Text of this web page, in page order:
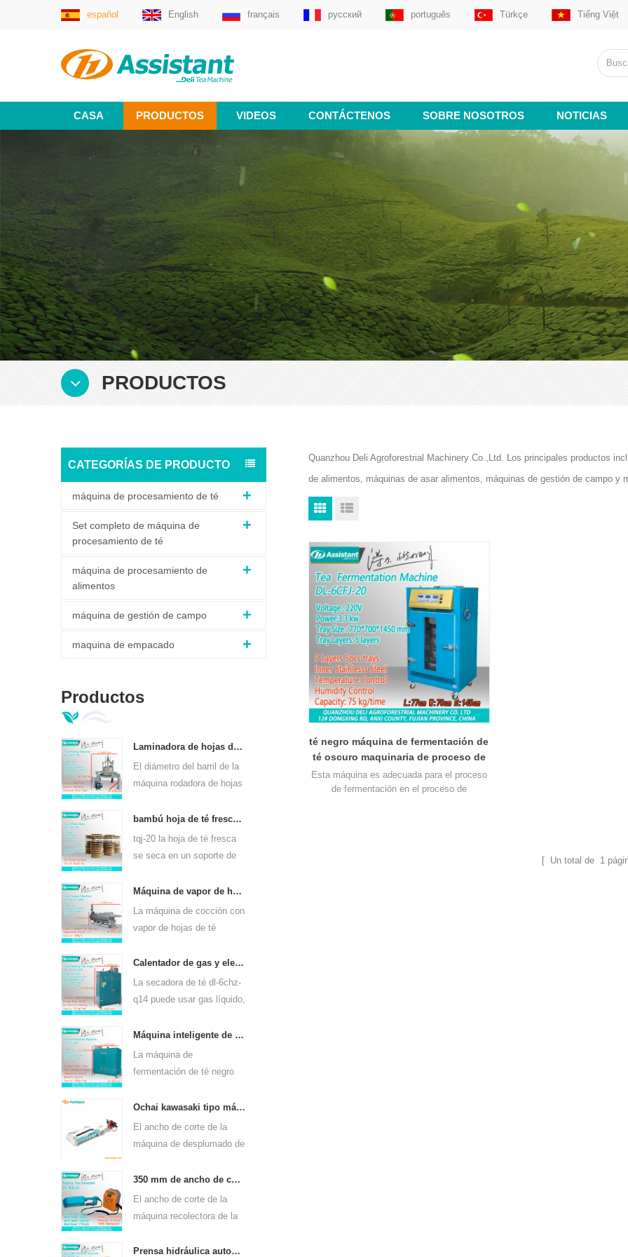
español English français русский português Türkçe Tiếng Việt
CASA PRODUCTOS VIDEOS CONTÁCTENOS SOBRE NOSOTROS NOTICIAS
PRODUCTOS
CATEGORÍAS DE PRODUCTO
máquina de procesamiento de té
Set completo de máquina de
procesamiento de té
máquina de procesamiento de
alimentos
máquina de gestión de campo
maquina de empacado
Productos
Laminadora de hojas de té verde ortodoxo 6crt-55
El diámetro del barril de la
máquina rodadora de hojas
550 mm, altura 400 mm,
productividad es 75kg / h
bambú hoja de té fresco se marchita rack tqj-20
tqj-20 la hoja de té fresca
se seca en un soporte de
inoxidable, se puede usar
para todo tipo de té.
Máquina de vapor de hojas de té de calentamiento continuo de gas para clases de té 6cstl-q80
La máquina de cocción con
vapor de hojas de té
q80 puede usarse para
muchos tipos de té, como
el té verde, el té oolong y
Calentador de gas y electricidad máquina de secado de hojas de té verde 6chz-q14
La secadora de té dl-6chz-
q14 puede usar gas líquido,
puede secar todo tipo de
té, como el té verde, el té
negro, el té oolong, etc.
Máquina inteligente de fermentación de té negro 6cfj-80.
La máquina de
fermentación de té negro
principalmente para
procesar té negro, permite
fermentar mejor el té negro.
Ochai kawasaki tipo máquina de cosecha de desplume de hojas de té de un solo hombre 4c-t50a5
El ancho de corte de la
máquina de desplumado de
hombre de mano dl-4c-
t50a5 es de 450 mm, 500
mm, 600 mm, use el motor
350 mm de ancho de corte eléctrico con pilas, hoja de té, té, máquina de desplume 4cd-35
El ancho de corte de la
máquina recolectora de la
hoja del té de dl-4cd-35 esPrensa hidráulica automática de té pastel de té máquina de prensado de ladrillos 6cy3-15
Quanzhou Deli Agroforestrial Machinery Co.,Ltd. Los principales productos
de alimentos, máquinas de asar alimentos, máquinas de gestión de campo y
té negro máquina de fermentación de
té oscuro maquinaria de proceso de
oxidación dl-6cfj-30
Esta máquina es adecuada para el proceso
de fermentación en el proceso de
[ Un total de 1